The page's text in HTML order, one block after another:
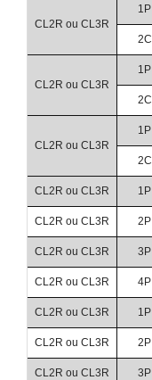
CL2R ou CL3R
1P
2C
CL2R ou CL3R
1P
2C
CL2R ou CL3R
1P
2C
CL2R ou CL3R 1P
CL2R ou CL3R 2P
CL2R ou CL3R 3P
CL2R ou CL3R 4P
CL2R ou CL3R 1P
CL2R ou CL3R 2P
CL2R ou CL3R 3P